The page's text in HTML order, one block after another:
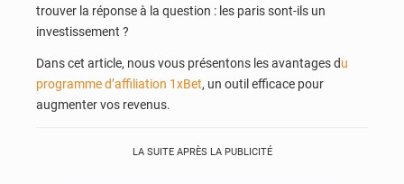
trouver la réponse à la question : les paris sont-ils un
investissement ?
Dans cet article, nous vous présentons les avantages du
programme d’affiliation 1xBet, un outil efficace pour
augmenter vos revenus.
LA SUITE APRÈS LA PUBLICITÉ